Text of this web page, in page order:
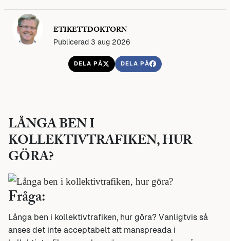
ETIKETTDOKTORN
Publicerad 3 aug 2026
DELA PÅ DELA PÅ
LÅNGA BEN I
KOLLEKTIVTRAFIKEN, HUR
GÖRA?
Fråga:
Långa ben i kollektivtrafiken, hur göra? Vanligtvis så
anses det inte acceptabelt att manspreada i